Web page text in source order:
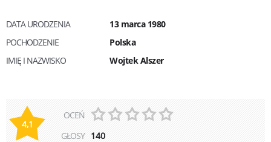
DATA URODZENIA
13 marca 1980
POCHODZENIE
Polska
IMIĘ I NAZWISKO
Wojtek Alszer
4,1
OCEŃ
GŁOSY 140